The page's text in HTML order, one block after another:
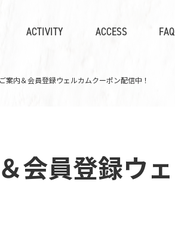
ACTIVITY ACCESS FAQ
案内＆会員登録ウェルカムクーポン配信中！
会員登録ウェ